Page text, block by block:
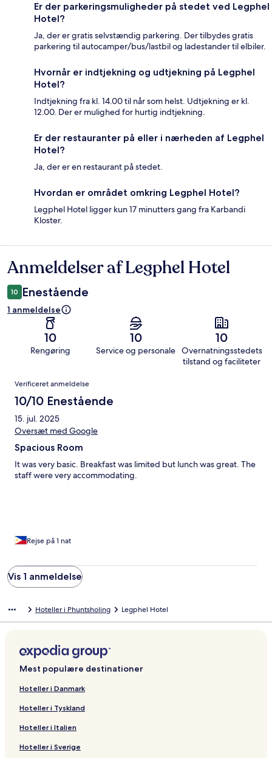
Er der parkeringsmuligheder på stedet ved Legphel
Hotel?
Ja, der er gratis selvstændig parkering. Der tilbydes gratis
parkering til autocamper/bus/lastbil og ladestander til elbiler.
Hvornår er indtjekning og udtjekning på Legphel
Hotel?
Indtjekning fra kl. 14.00 til når som helst. Udtjekning er kl.
12.00. Der er mulighed for hurtig indtjekning.
Er der restauranter på eller i nærheden af Legphel
Hotel?
Ja, der er en restaurant på stedet.
Hvordan er området omkring Legphel Hotel?
Legphel Hotel ligger kun 17 minutters gang fra Karbandi
Kloster.
Anmeldelser
Anmeldelser af Legphel Hotel
10 Enestående
1 anmeldelse
10
Rengøring
10
Service og personale
10
Overnatningsstedets
tilstand og faciliteter
Anmeldelser
Verificeret anmeldelse
10/10 Enestående
15. jul. 2025
Oversæt med Google
Spacious Room
It was very basic. Breakfast was limited but lunch was great. The
staff were very accommodating.
Rejse på 1 nat
Vis 1 anmeldelse
Hoteller i Phuntsholing Legphel Hotel
Mest populære destinationer
Hoteller i Danmark
Hoteller i Tyskland
Hoteller i Italien
Hoteller i Sverige